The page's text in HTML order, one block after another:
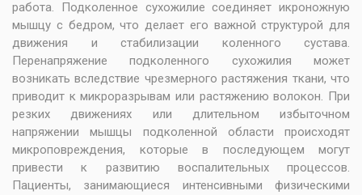
работа. Подколенное сухожилие соединяет икроножную
мышцу с бедром, что делает его важной структурой для
движения и стабилизации коленного сустава.
Перенапряжение подколенного сухожилия может
возникать вследствие чрезмерного растяжения ткани, что
приводит к микроразрывам или растяжению волокон. При
резких движениях или длительном избыточном
напряжении мышцы подколенной области происходят
микроповреждения, которые в последующем могут
привести к развитию воспалительных процессов.
Пациенты, занимающиеся интенсивными физическими